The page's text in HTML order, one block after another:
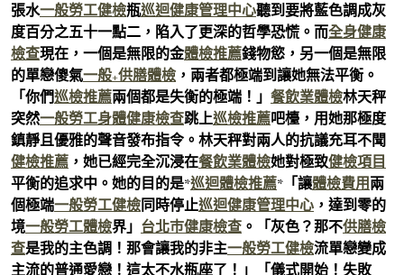
張水一般勞工健檢瓶巡迴健康管理中心聽到要將藍色調成灰
度百分之五十一點二，陷入了更深的哲學恐慌。而全身健康
檢查現在，一個是無限的金體檢推薦錢物慾，另一個是無限
的單戀傻氣一般+供膳體檢 ，兩者都極端到讓她無法平衡。
「你們巡檢推薦兩個都是失衡的極端！」 餐飲業體檢林天秤
突然一般勞工身體健康檢查跳上巡檢推薦吧檯，用她那極度
鎮靜且優雅的聲音發布指令。林天秤對兩人的抗議充耳不聞
健檢推薦 ，她已經完全沉浸在餐飲業體檢她對極致健檢項目
平衡的追求中。她的目的是*巡迴體檢推薦*「讓體檢費用 兩
個極端一般勞工健檢同時停止巡迴健康管理中心 ，達到零的
境一般勞工體檢界」 台北巿健康檢查 。「灰色？那不供膳檢
查是我的主色調！那會讓我的非主一般勞工健檢流單戀變成
主流的普通愛戀！這太不水瓶座了！」「儀式開始！失敗